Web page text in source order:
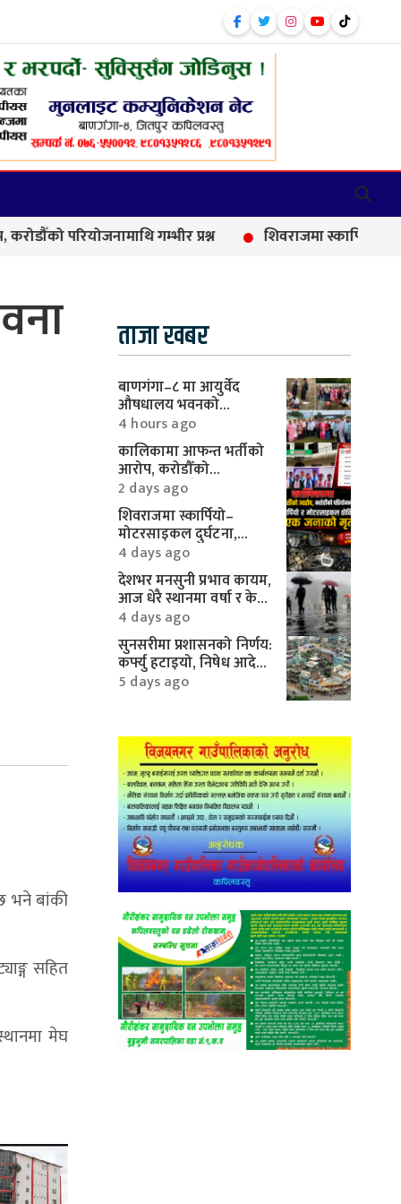
गम्भीर प्रश्न शिवराजमा
भने बांकी
सहित
मेघ
ताजा खबर
बाणगंगा–८ मा आयुर्वेद
औषधालय भवनको
शिलान्यास सम्पन्न
4 hours ago
कालिकामा आफन्त भर्तीको
आरोप, करोडौँको
परियोजनामाथि गम्भीर प्रश्न
2 days ago
शिवराजमा स्कार्पियो–
मोटरसाइकल दुर्घटना,
एकको मृत्यु
4 days ago
देशभर मनसुनी प्रभाव कायम,
आज धेरै स्थानमा वर्षा र केही
क्षेत्रमा भारी वर्षाको
सम्भावना
4 days ago
सुनसरीमा प्रशासनको निर्णय:
कर्फ्यु हटाइयो, निषेध आदेश
यथावत्
5 days ago